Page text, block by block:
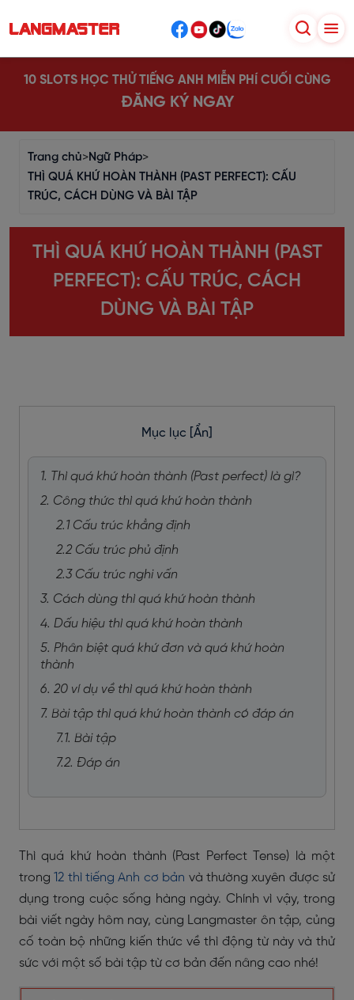
10 SLOTS HỌC THỬ TIẾNG ANH MIỄN PHÍ CUỐI CÙNG
ĐĂNG KÝ NGAY
Trang chủ>Ngữ Pháp>
THÌ QUÁ KHỨ HOÀN THÀNH (PAST PERFECT): CẤU
TRÚC, CÁCH DÙNG VÀ BÀI TẬP
THÌ QUÁ KHỨ HOÀN THÀNH (PAST
PERFECT): CẤU TRÚC, CÁCH
DÙNG VÀ BÀI TẬP
Mục lục [Ẩn]
1. Thì quá khứ hoàn thành (Past perfect) là gì?
2. Công thức thì quá khứ hoàn thành
2.1 Cấu trúc khẳng định
2.2 Cấu trúc phủ định
2.3 Cấu trúc nghi vấn
3. Cách dùng thì quá khứ hoàn thành
4. Dấu hiệu thì quá khứ hoàn thành
5. Phân biệt quá khứ đơn và quá khứ hoàn
thành
6. 20 ví dụ về thì quá khứ hoàn thành
7. Bài tập thì quá khứ hoàn thành có đáp án
7.1. Bài tập
7.2. Đáp án
Thì quá khứ hoàn thành (Past Perfect Tense) là một
trong12 thì tiếng Anh cơ bản và thường xuyên được sử
dụng trong cuộc sống hàng ngày. Chính vì vậy, trong
bài viết ngày hôm nay, cùng Langmaster ôn tập, củng
cố toàn bộ những kiến thức về thì động từ này và thử
sức với một số bài tập từ cơ bản đến nâng cao nhé!